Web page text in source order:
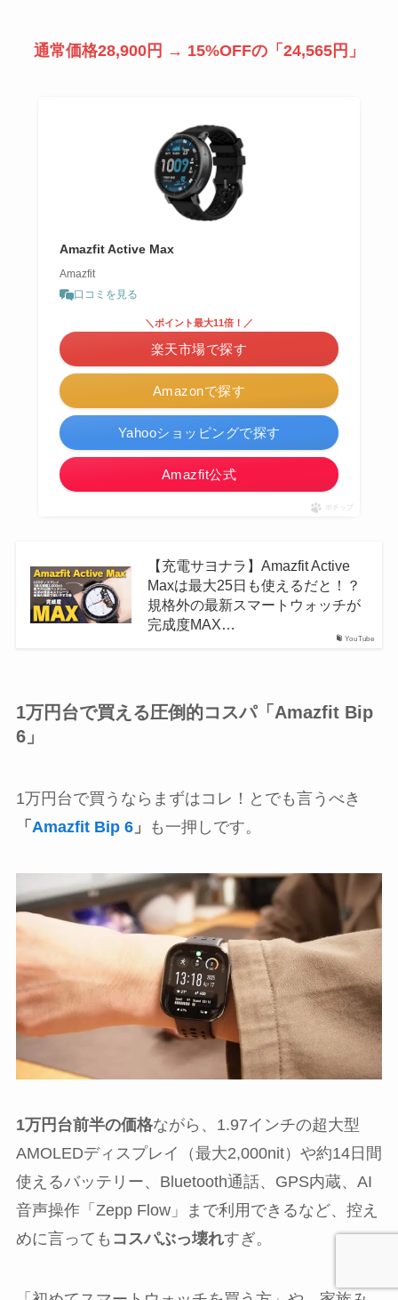
通常価格28,900円 → 15%OFFの「 24,565 円」
Amazfit Active Max
Amazfit
口コミを見る
Amazonで探す
＼ポイント最大11倍！／
楽天市場で探す
Yahooショッピングで探す
Amazfit公式
ポチップ
YouTube
【充電サヨナラ】Amazfit Active
Maxは最大25日も使えるだと！？
規格外の最新スマートウォッチが
完成度MAX…
1万円台で買える圧倒的コスパ「Amazfit Bip
6」
1万円台で買うならまずはコレ！とでも言うべき
「 Amazfit Bip 6」 も一押しです。
1万円台前半の価格ながら、1.97インチの超大型
AMOLEDディスプレイ（最大2,000nit）や約14日間
使えるバッテリー、Bluetooth通話、GPS内蔵、AI
音声操作「Zepp Flow」まで利用できるなど、控え
めに言っても コスパぶっ壊れすぎ。